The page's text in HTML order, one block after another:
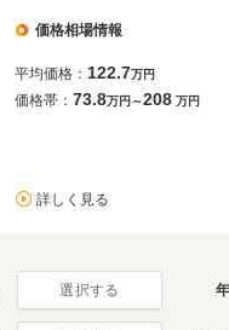
価格相場情報
平均価格： 122.7万円
価格帯： 73.8万円～208 万円
詳しく見る
選択する